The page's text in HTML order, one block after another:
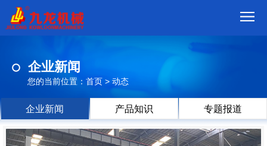
品
视
企业新闻
您的当前位置： 首页 > 动态
企业新闻 产品知识 专题报道